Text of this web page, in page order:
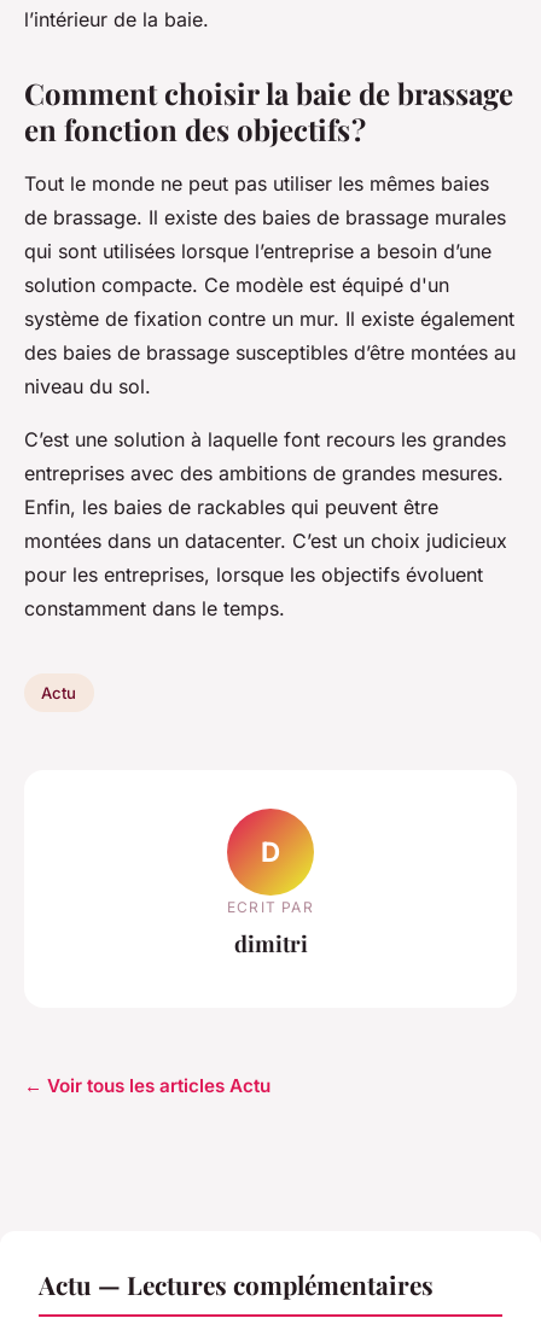
l’intérieur de la baie.
Comment choisir la baie de brassage
en fonction des objectifs ?
Tout le monde ne peut pas utiliser les mêmes baies
de brassage. Il existe des baies de brassage murales
qui sont utilisées lorsque l’entreprise a besoin d’une
solution compacte. Ce modèle est équipé d'un
système de fixation contre un mur. Il existe également
des baies de brassage susceptibles d’être montées au
niveau du sol.
C’est une solution à laquelle font recours les grandes
entreprises avec des ambitions de grandes mesures.
Enfin, les baies de rackables qui peuvent être
montées dans un datacenter. C’est un choix judicieux
pour les entreprises, lorsque les objectifs évoluent
constamment dans le temps.
Actu
D
ECRIT PAR
dimitri
← Voir tous les articles Actu
Actu — Lectures complémentaires